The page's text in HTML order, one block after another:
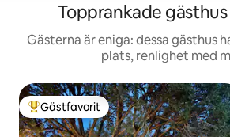
Topprankade gästhus
Gästerna är eniga: dessa gästhus
plats, renlighet med
Populär gästfavorit
Gästfavorit